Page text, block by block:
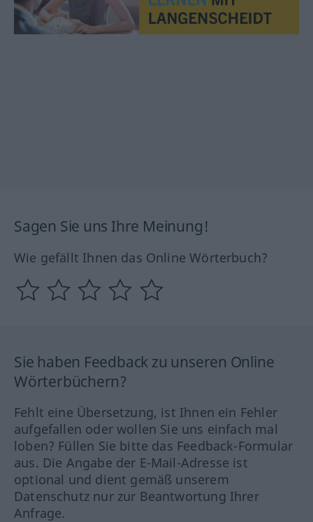
Sagen Sie uns Ihre Meinung!
Wie gefällt Ihnen das Online Wörterbuch?
Sie haben Feedback zu unseren Online
Wörterbüchern?
Fehlt eine Übersetzung, ist Ihnen ein Fehler
aufgefallen oder wollen Sie uns einfach mal
loben? Füllen Sie bitte das Feedback-Formular
aus. Die Angabe der E-Mail-Adresse ist
optional und dient gemäß unserem
Datenschutz nur zur Beantwortung Ihrer
Anfrage.